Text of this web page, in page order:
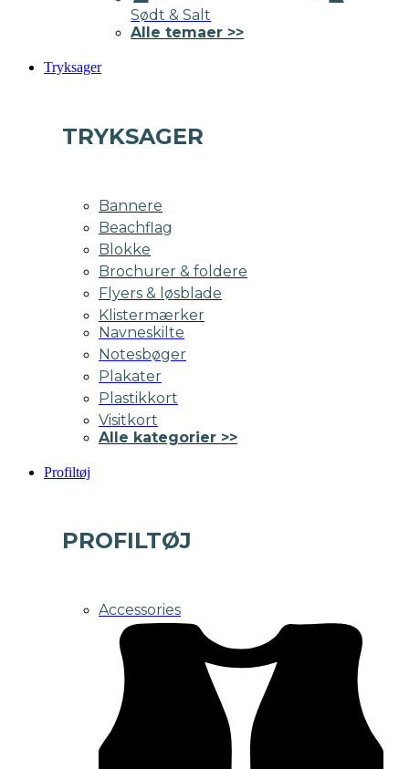
Sødt & Salt
Alle temaer >>
Tryksager
TRYKSAGER
Bannere
Beachflag
Blokke
Brochurer & foldere
Flyers & løsblade
Klistermærker
Navneskilte
Notesbøger
Plakater
Plastikkort
Visitkort
Alle kategorier >>
Profiltøj
PROFILTØJ
Accessories